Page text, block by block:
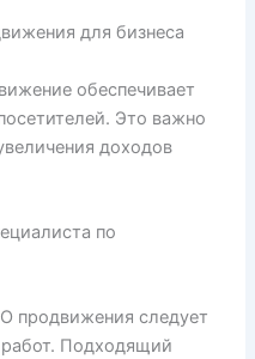
для бизнеса
обеспечивает
Это важно
доходов
по
продвижения следует
работ. Подходящий